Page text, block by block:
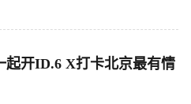
起开ID.6 X打卡北京最有情